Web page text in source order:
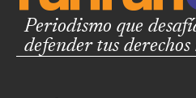
Periodismo que
defender tus